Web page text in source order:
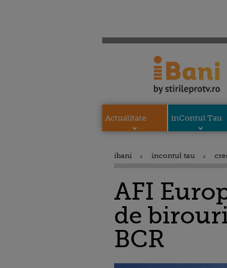
Actualitate inContul Tau
ibani incontul tau
AFI
de
BCR